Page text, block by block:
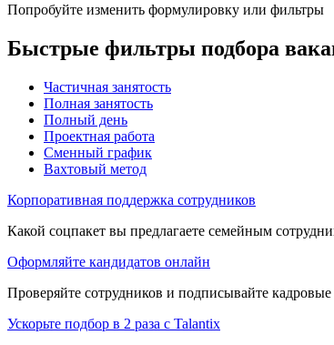
Попробуйте изменить формулировку или фильтры
Быстрые фильтры подбора
Частичная занятость
Полная занятость
Полный день
Проектная работа
Сменный график
Вахтовый метод
Корпоративная поддержка сотрудников
Какой соцпакет вы предлагаете семейным
Оформляйте кандидатов онлайн
Проверяйте сотрудников и подписывайте
Ускорьте подбор в 2 раза с Talantix